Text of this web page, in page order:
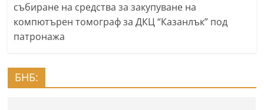
събиране на средства за закупуване на
компютърен томограф за ДКЦ “Казанлък” под
патронажа
БНБ: